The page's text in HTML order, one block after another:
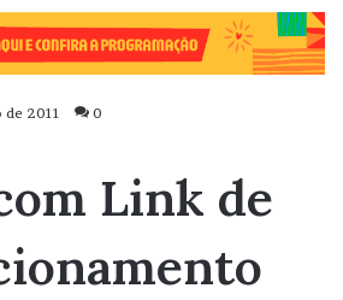
de 2011 0
Link de